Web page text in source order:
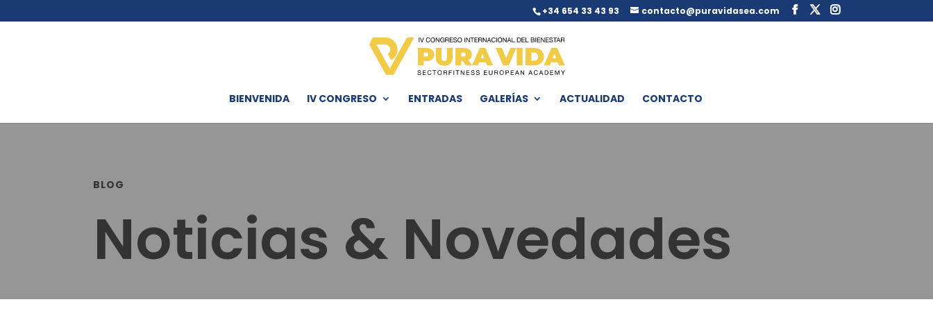
+34 654 33 43 93 contacto@puravidasea.com
BIENVENIDA IV CONGRESO ENTRADAS GALERÍAS ACTUALIDAD CONTACTO
BLOG
Noticias & Novedades